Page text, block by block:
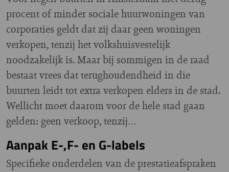
procent of minder sociale huurwoningen van
corporaties geldt dat zij daar geen woningen
verkopen, tenzij het volkshuisvestelijk
noodzakelijk is. Maar bij sommigen in de raad
bestaat vrees dat terughoudendheid in die
buurten leidt tot extra verkopen elders in de stad.
Wellicht moet daarom voor de hele stad gaan
gelden: geen verkoop, tenzij…
Aanpak E-,F- en G-labels
Specifieke onderdelen van de prestatieafspraken